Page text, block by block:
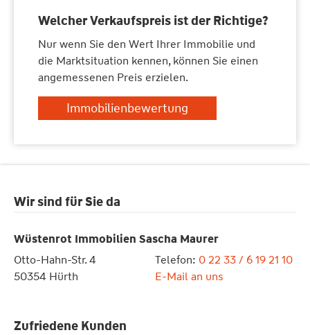
Wir sind für Sie da
Wüstenrot Immobilien Sascha Maurer
Otto-Hahn-Str. 4
50354 Hürth
Telefon: 0 22 33 / 6 19 21 10
E-Mail an uns
Zufriedene Kunden
Welcher Verkaufspreis ist der Richtige?
Nur wenn Sie den Wert Ihrer Immobilie und
die Marktsituation kennen, können Sie einen
angemessenen Preis erzielen.
Immobilienbewertung